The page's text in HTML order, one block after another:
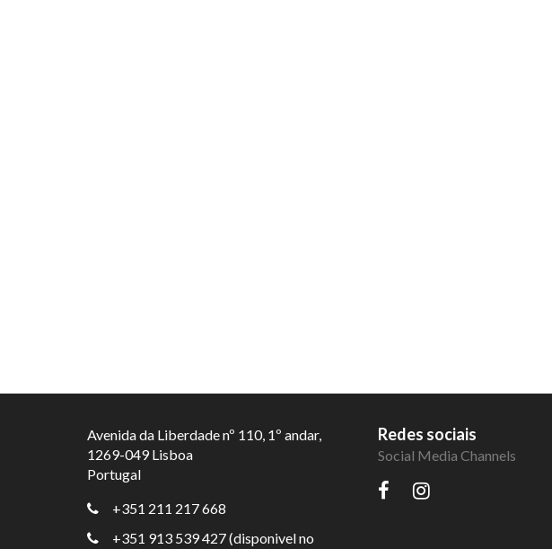
Avenida da Liberdade nº 110, 1º andar,
1269-049 Lisboa
Portugal
+351 211 217 668
+351 913 539 427 (disponivel no
Redes sociais
Social Media Channels